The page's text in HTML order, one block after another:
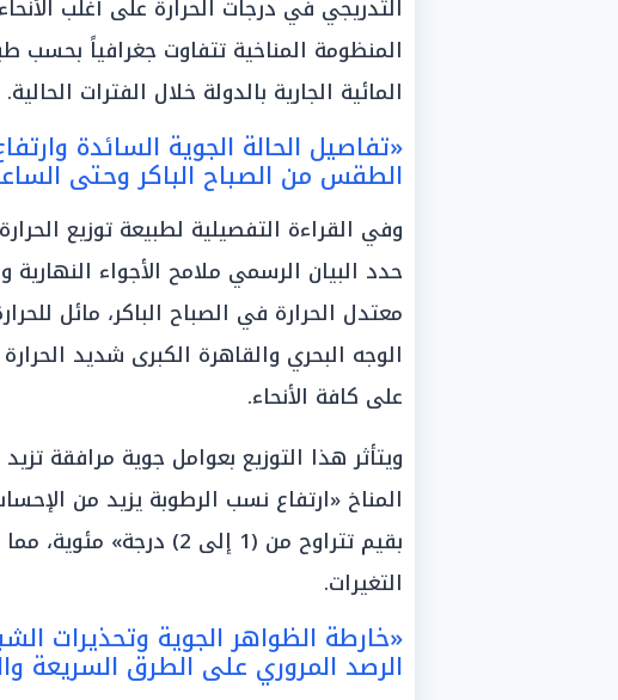
التدريجي في درجات الحرارة على أغلب
المنظومة المناخية تتفاوت جغرافياً بحسب
المائية الجارية بالدولة خلال الفترات الحالية.
«تفاصيل الحالة الجوية السائدة
الطقس من الصباح الباكر وحتى
وفي القراءة التفصيلية لطبيعة توزيع
حدد البيان الرسمي ملامح الأجواء
معتدل الحرارة في الصباح الباكر، مائل
الوجه البحري والقاهرة الكبرى شديد
على كافة الأنحاء.
ويتأثر هذا التوزيع بعوامل جوية مرافقة
المناخ «ارتفاع نسب الرطوبة يزيد من
بقيم تتراوح من (1 إلى 2)
التغيرات.
«خارطة الظواهر الجوية وتحذيرات
الرصد المروري على الطرق السريعة